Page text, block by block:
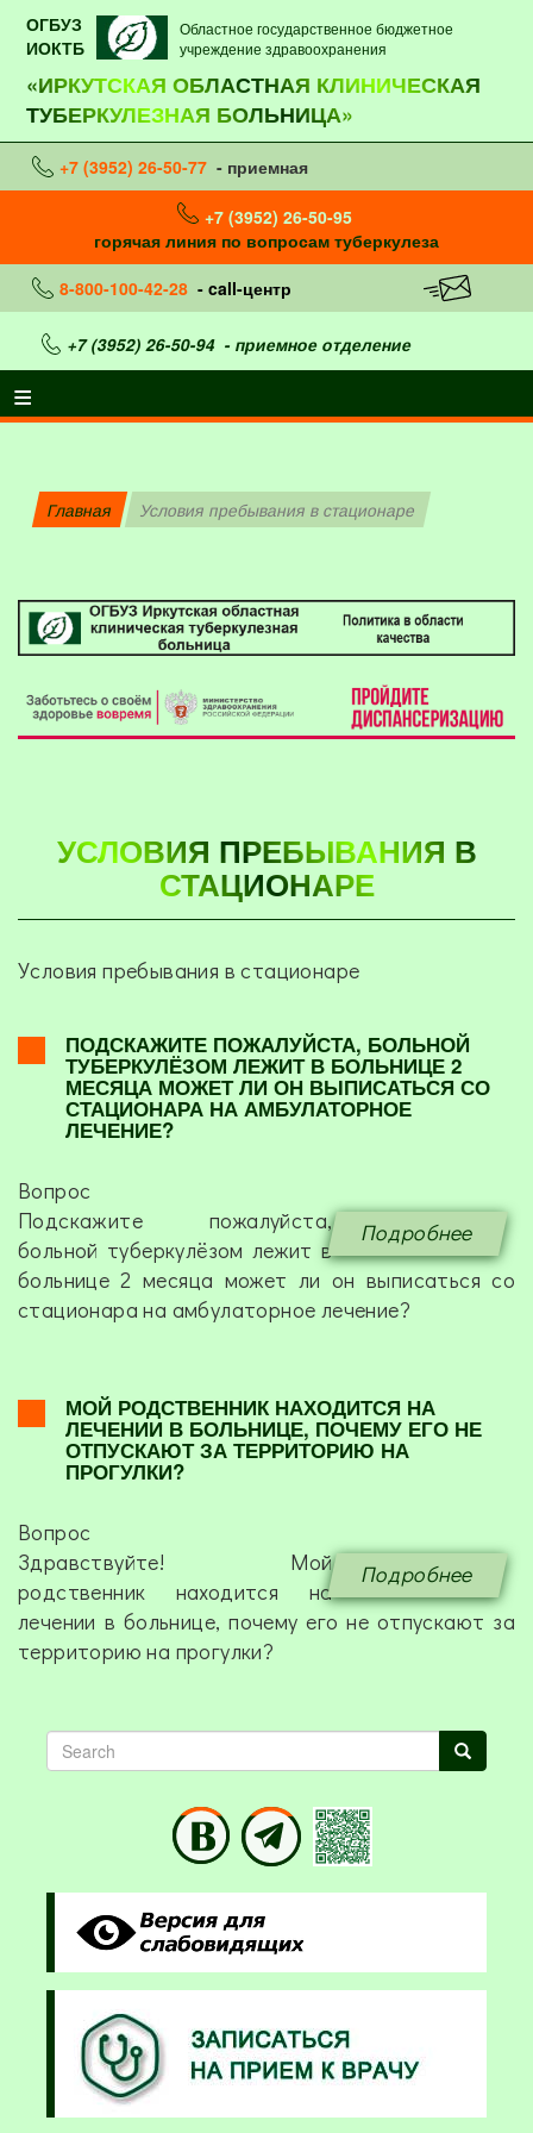
ОГБУЗ
ИОКТБ
Областное государственное бюджетное
учреждение здравоохранения
«ИРКУТСКАЯ ОБЛАСТНАЯ КЛИНИЧЕСКАЯ
ТУБЕРКУЛЕЗНАЯ БОЛЬНИЦА»
+7 (3952) 26-50-77 - приемная
+7 (3952) 26-50-95
горячая линия по вопросам туберкулеза
8-800-100-42-28 - call-центр
+7 (3952) 26-50-94- приемное отделение
Главная Условия пребывания в стационаре
УСЛОВИЯ ПРЕБЫВАНИЯ В
СТАЦИОНАРЕ
Условия пребывания в стационаре
ПОДСКАЖИТЕ ПОЖАЛУЙСТА, БОЛЬНОЙ
ТУБЕРКУЛЁЗОМ ЛЕЖИТ В БОЛЬНИЦЕ 2
МЕСЯЦА МОЖЕТ ЛИ ОН ВЫПИСАТЬСЯ СО
СТАЦИОНАРА НА АМБУЛАТОРНОЕ
ЛЕЧЕНИЕ?
Подробнее
Вопрос
Подскажите пожалуйста,
больной туберкулёзом лежит в
больнице 2 месяца может ли он выписаться со
стационара на амбулаторное лечение?
МОЙ РОДСТВЕННИК НАХОДИТСЯ НА
ЛЕЧЕНИИ В БОЛЬНИЦЕ, ПОЧЕМУ ЕГО НЕ
ОТПУСКАЮТ ЗА ТЕРРИТОРИЮ НА
ПРОГУЛКИ?
Подробнее
Вопрос
Здравствуйте! Мой
родственник находится на
лечении в больнице, почему его не отпускают за
территорию на прогулки?
Search Search